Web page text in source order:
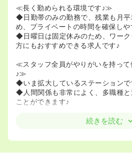
≪長く勤められる環境です♪≫
◆日勤帯のみの勤務で、残業も月
め、プライベートの時間を確保しや
◆日曜日は固定休みのため、ワー
方にもおすすめできる求人です♪
≪スタッフ全員がやりがいを持って
♪≫
◆いま拡大しているステーションで
◆人間関係も非常によく、多職種と
ことができます♪
続きを読む